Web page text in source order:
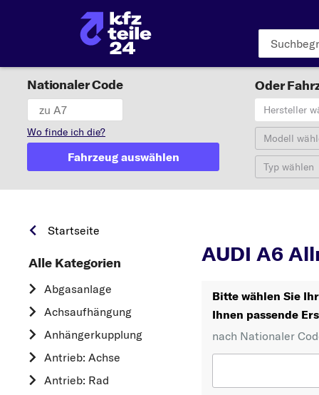
Nationaler Code
Wo finde ich die?
Fahrzeug auswählen
Oder
Hersteller
Modell
Typ wählen
Startseite
Alle Kategorien
Abgasanlage
Achsaufhängung
Anhängerkupplung
Antrieb: Achse
Antrieb: Rad
AUDI A6
Bitte wählen Sie
Ihnen passende
nach Nationaler